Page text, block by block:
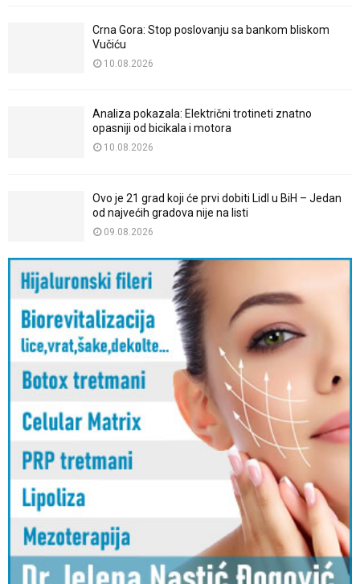
Crna Gora: Stop poslovanju sa bankom bliskom
Vučiću
10.08.2026
Analiza pokazala: Električni trotineti znatno
opasniji od bicikala i motora
10.08.2026
Ovo je 21 grad koji će prvi dobiti Lidl u BiH – Jedan
od najvećih gradova nije na listi
09.08.2026